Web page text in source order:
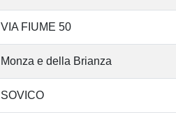
VIA FIUME 50
Monza e della Brianza
SOVICO